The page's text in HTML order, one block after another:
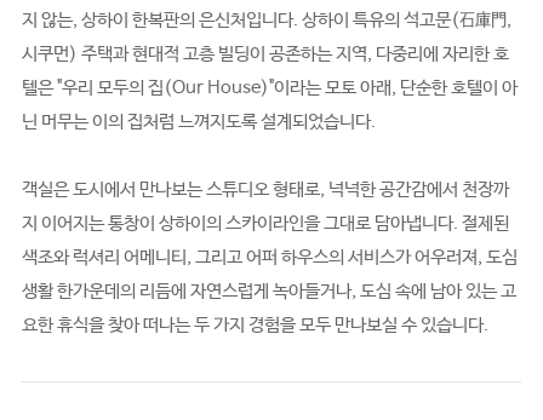
지 않는, 상하이 한복판의 은신처입니다. 상하이 특유의 석고문(石庫門,
시쿠먼) 주택과 현대적 고층 빌딩이 공존하는 지역, 다중리에 자리한 호
텔은 "우리 모두의 집(Our House)"이라는 모토 아래, 단순한 호텔이 아
닌 머무는 이의 집처럼 느껴지도록 설계되었습니다.
객실은 도시에서 만나보는 스튜디오 형태로, 넉넉한 공간감에서 천장까
지 이어지는 통창이 상하이의 스카이라인을 그대로 담아냅니다. 절제된
색조와 럭셔리 어메니티, 그리고 어퍼 하우스의 서비스가 어우러져, 도심
생활 한가운데의 리듬에 자연스럽게 녹아들거나, 도심 속에 남아 있는 고
요한 휴식을 찾아 떠나는 두 가지 경험을 모두 만나보실 수 있습니다.